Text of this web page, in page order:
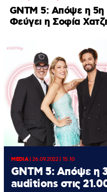
GNTM 5: Απόψε η
Φεύγει η Σοφία
MEDIA|26.09.2022 | 15:10
GNTM 5: Απόψε η
auditions στις